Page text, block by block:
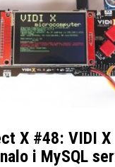
X #48: VIDI X
i MySQL